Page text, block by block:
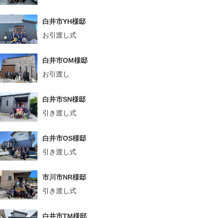
白井市YH様邸
お引渡し式
白井市OM様邸
お引渡し
白井市SN様邸
引き渡し式
白井市OS様邸
引き渡し式
市川市NR様邸
引き渡し式
白井市TM様邸